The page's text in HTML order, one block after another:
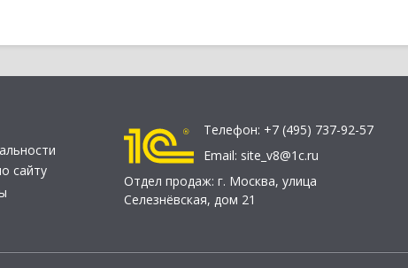
сайту
Телефон: +7 (495) 737-92-57
Email: site_v8@1c.ru
Отдел продаж: г. Москва, улица
Селезнёвская, дом 21